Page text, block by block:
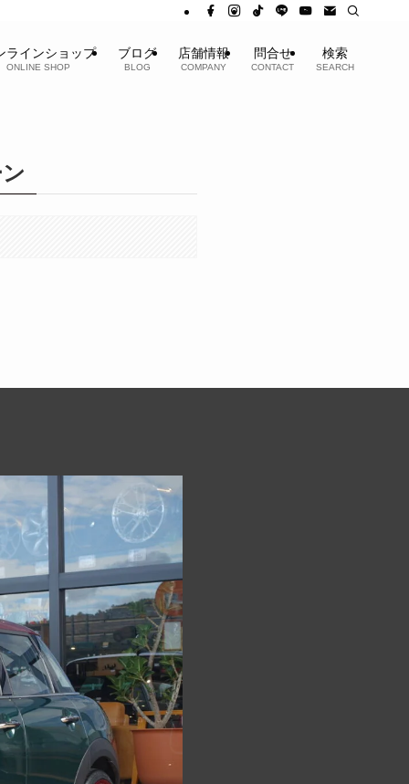
ラインショップ
ONLINE SHOP
ブログ
BLOG
店舗情報
COMPANY
問合せ
CONTACT
検索
SEARCH